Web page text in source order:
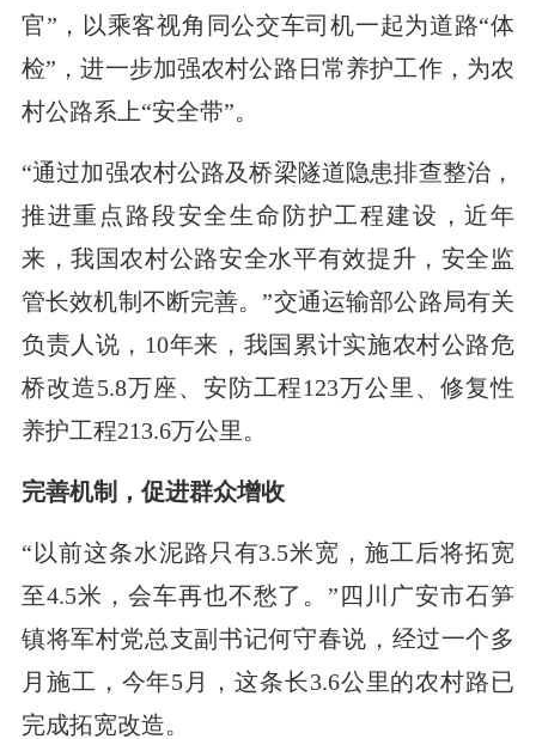
官”，以乘客视角同公交车司机一起为道路“体
检”，进一步加强农村公路日常养护工作，为农
村公路系上“安全带”。
“通过加强农村公路及桥梁隧道隐患排查整治，
推进重点路段安全生命防护工程建设，近年
来，我国农村公路安全水平有效提升，安全监
管长效机制不断完善。”交通运输部公路局有关
负责人说，10年来，我国累计实施农村公路危
桥改造5.8万座、安防工程123万公里、修复性
养护工程213.6万公里。
完善机制，促进群众增收
“以前这条水泥路只有3.5米宽，施工后将拓宽
至4.5米，会车再也不愁了。”四川广安市石笋
镇将军村党总支副书记何守春说，经过一个多
月施工，今年5月，这条长3.6公里的农村路已
完成拓宽改造。